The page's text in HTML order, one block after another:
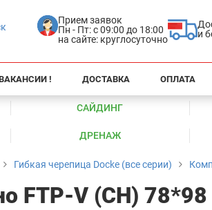
Прием заявок
Пн - Пт: с 09:00 до 18:00
на сайте: круглосуточно
и
! ДОСТАВКА ОПЛАТА
САЙДИНГ
ДРЕНАЖ
Гибкая черепица Docke (все серии)
FTP-V (CH) 78*98